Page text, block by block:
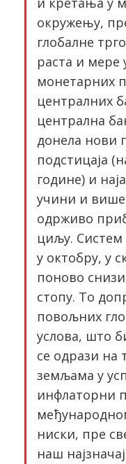
окружењу,
глобалне
раста и мере
монетарних
централних
централна
донела нови
подстицаја
године) и
учини и више
одрживо
циљу. Систем
у октобру, у
поново
стопу. То
повољних
услова, што
се одрази на
земљама у
инфлаторни
ниски, пре
наш